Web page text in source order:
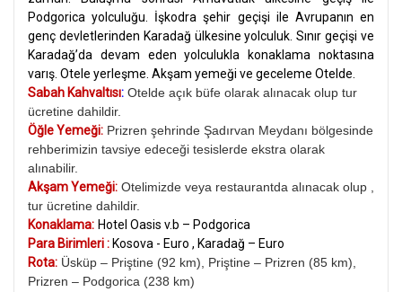
Podgorica yolculuğu. İşkodra şehir geçişi ile Avrupanın en
genç devletlerinden Karadağ ülkesine yolculuk. Sınır geçişi ve
Karadağ’da devam eden yolculukla konaklama noktasına
varış. Otele yerleşme. Akşam yemeği ve geceleme Otelde.
Sabah Kahvaltısı: Otelde açık büfe olarak alınacak olup tur
ücretine dahildir.
Öğle Yemeği: Prizren şehrinde Şadırvan Meydanı bölgesinde
rehberimizin tavsiye edeceği tesislerde ekstra olarak
alınabilir.
Akşam Yemeği: Otelimizde veya restaurantda alınacak olup ,
tur ücretine dahildir.
Konaklama: Hotel Oasis v.b – Podgorica
Para Birimleri : Kosova - Euro , Karadağ – Euro
Rota: Üsküp – Priştine (92 km), Priştine – Prizren (85 km),
Prizren – Podgorica (238 km)